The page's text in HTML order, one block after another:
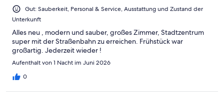
Ungenügend
Gut: Sauberkeit, Personal & Service, Ausstattung und Zustand der
Unterkunft
Alles neu , modern und sauber, großes Zimmer, Stadtzentrum
super mit der Straßenbahn zu erreichen. Frühstück war
großartig. Jederzeit wieder !
Aufenthalt von 1 Nacht im Juni 2026
0